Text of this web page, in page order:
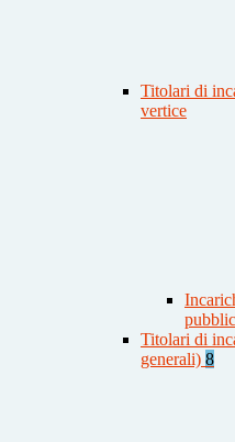
Titolari di
vertice
Titolari di
generali) 8